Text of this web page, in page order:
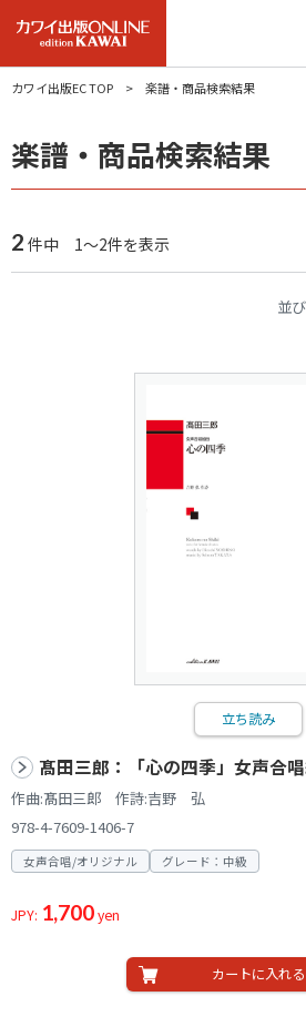
カワイ出版EC TOP 楽譜・商品検索結果
楽譜・商品検索結果
2 件中 1～2件を表示
並
立ち読み
髙田三郎：「心の四季」女声合
作曲:髙田三郎 作詩:吉野 弘
978-4-7609-1406-7
女声合唱/オリジナル グレード：中級
JPY: 1,700yen
カートに入れる